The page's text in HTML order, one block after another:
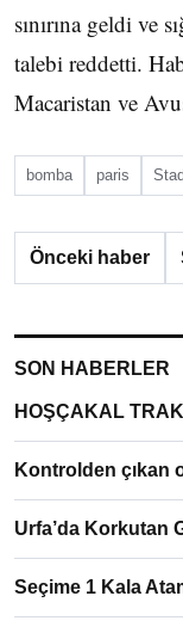
sınırına geldi ve
talebi reddetti.
Macaristan ve
bomba paris
Önceki haber
SON HABERLER
HOŞÇAKAL
Kontrolden çıkan
Urfa’da Korkutan
Seçime 1 Kala